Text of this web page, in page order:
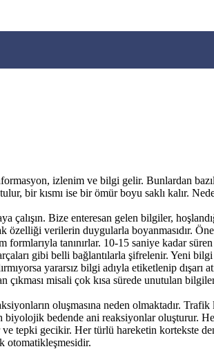
izlenim ve bilgi gelir. Bunlardan
bir kısmı ise bir ömür boyu saklı kalır.
çalışın. Bize enteresan gelen bilgiler,
verilerin duygularla boyanmasıdır.
formlarıyla tanınırlar. 10-15 saniye kadar
gibi belli bağlantılarla şifrelenir. Yeni
yararsız bilgi adıyla etiketlenip
çıkması misali çok kısa sürede unutulan
oluşmasına neden olmaktadır. Trafik
biyolojik bedende ani reaksiyonlar oluşturur.
tepki gecikir. Her türlü hareketin kortekste
otomatikleşmesidir.